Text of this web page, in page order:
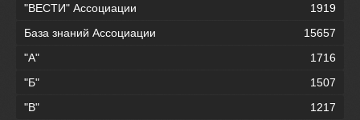
"ВЕСТИ" Ассоциации
1919
База знаний Ассоциации
15657
"А"
1716
"Б"
1507
"В"
1217